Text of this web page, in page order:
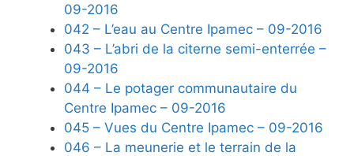
09-2016
042 – L’eau au Centre Ipamec – 09-2016
043 – L’abri de la citerne semi-enterrée –
09-2016
044 – Le potager communautaire du
Centre Ipamec – 09-2016
045 – Vues du Centre Ipamec – 09-2016
046 – La meunerie et le terrain de la